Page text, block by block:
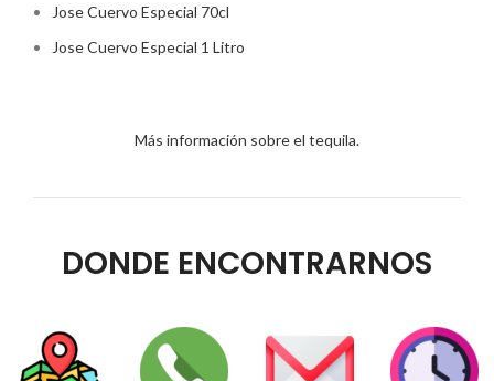
Jose Cuervo Especial 70cl
Jose Cuervo Especial 1 Litro
Más información sobre el tequila.
DONDE ENCONTRARNOS